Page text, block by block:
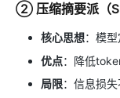
② 压缩摘要派（
核心思想：模
优点：降低
局限：信息损